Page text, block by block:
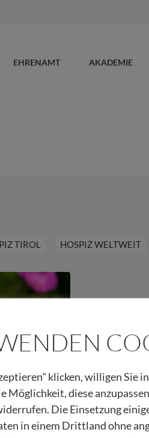
EHRENAMT AKADEMIE
TIROL HOSPIZ WELTWEIT
Tat
klicken, willigen Sie
Möglichkeit, diese
Die Einsetzung
in einem Drittland ohne